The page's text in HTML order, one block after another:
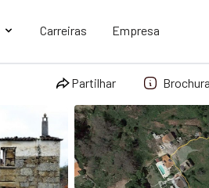
Carreiras Empresa
Partilhar Brochura